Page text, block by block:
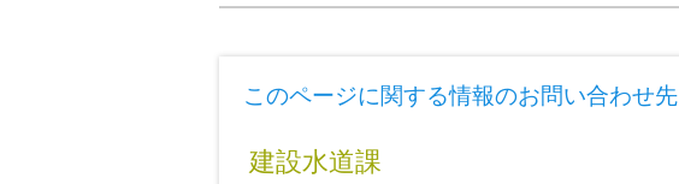
このページに関する情報のお問い合わせ先
建設水道課